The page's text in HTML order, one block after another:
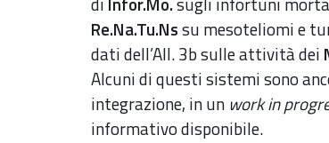
Re.Na.Tu.Nssu mesoteliomi e
dati dell’All. 3b sulle attività dei
Alcuni di questi sistemi sono
integrazione, in un work in
informativo disponibile.